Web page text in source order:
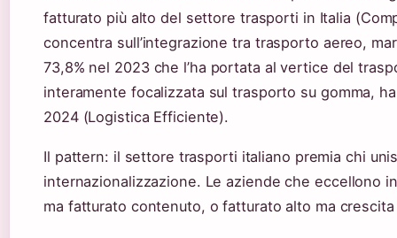
fatturato più alto del settore trasporti in Italia
concentra sull’integrazione tra trasporto aereo,
73,8% nel 2023 che l’ha portata al vertice del
interamente focalizzata sul trasporto su gomma,
2024 (Logistica Efficiente).
Il pattern: il settore trasporti italiano premia chi
internazionalizzazione. Le aziende che eccellono
ma fatturato contenuto, o fatturato alto ma